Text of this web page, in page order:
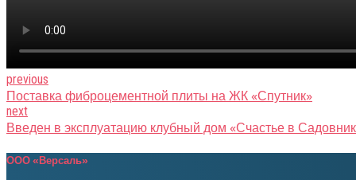
previous
Поставка фиброцементной плиты на ЖК «Спутник»
next
Введен в эксплуатацию клубный дом «Счастье в
ООО «Версаль»